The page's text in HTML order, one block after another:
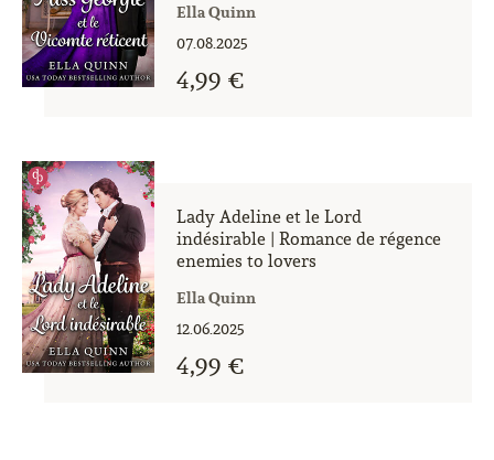
Ella Quinn
07.08.2025
4,99 €
Lady Adeline et le Lord
indésirable | Romance de régence
enemies to lovers
Ella Quinn
12.06.2025
4,99 €